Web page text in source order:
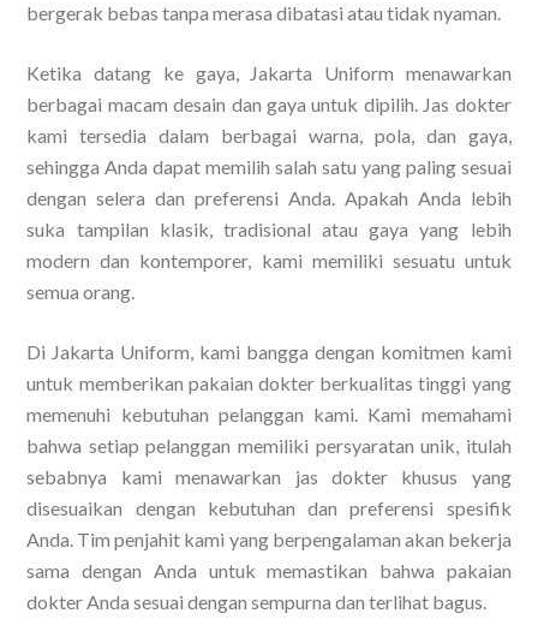
bergerak bebas tanpa merasa dibatasi atau tidak nyaman.
Ketika datang ke gaya, Jakarta Uniform menawarkan
berbagai macam desain dan gaya untuk dipilih. Jas dokter
kami tersedia dalam berbagai warna, pola, dan gaya,
sehingga Anda dapat memilih salah satu yang paling sesuai
dengan selera dan preferensi Anda. Apakah Anda lebih
suka tampilan klasik, tradisional atau gaya yang lebih
modern dan kontemporer, kami memiliki sesuatu untuk
semua orang.
Di Jakarta Uniform, kami bangga dengan komitmen kami
untuk memberikan pakaian dokter berkualitas tinggi yang
memenuhi kebutuhan pelanggan kami. Kami memahami
bahwa setiap pelanggan memiliki persyaratan unik, itulah
sebabnya kami menawarkan jas dokter khusus yang
disesuaikan dengan kebutuhan dan preferensi spesifik
Anda. Tim penjahit kami yang berpengalaman akan bekerja
sama dengan Anda untuk memastikan bahwa pakaian
dokter Anda sesuai dengan sempurna dan terlihat bagus.